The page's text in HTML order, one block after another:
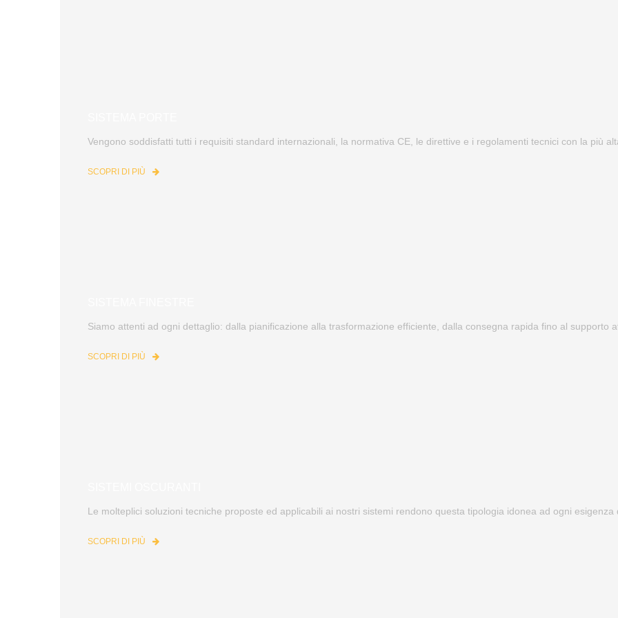
Vengono soddisfatti tutti i requisiti standard internazionali, la normativa CE, le direttive e i regolamenti tecnici con la più
SCOPRI DI PIÙ
Siamo attenti ad ogni dettaglio: dalla pianificazione alla trasformazione efficiente, dalla consegna rapida fino al supporto
SCOPRI DI PIÙ
Le molteplici soluzioni tecniche proposte ed applicabili ai nostri sistemi rendono questa tipologia idonea ad ogni esigenza
SCOPRI DI PIÙ